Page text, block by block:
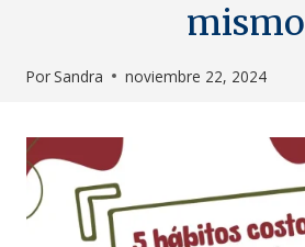
mismo
Por Sandra noviembre 22, 2024